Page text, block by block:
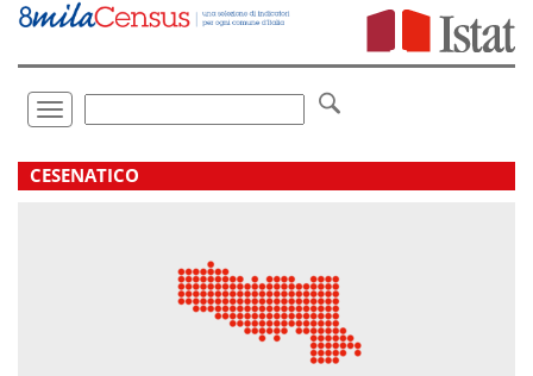
Vai
direttamente
Toggle
navigation
.
CESENATICO